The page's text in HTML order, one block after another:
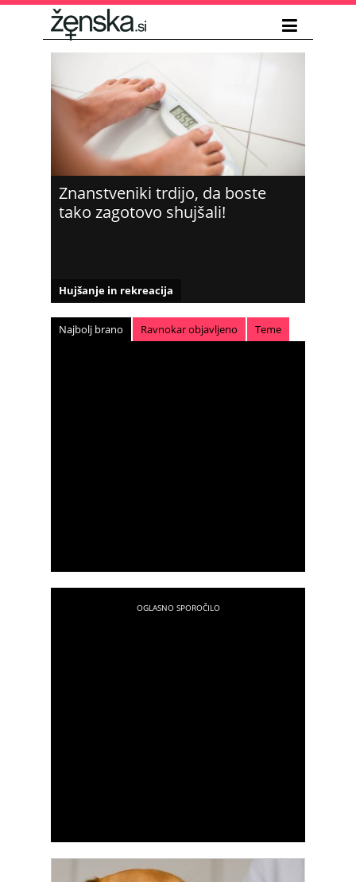
Znanstveniki trdijo, da boste
tako zagotovo shujšali!
Hujšanje in rekreacija
Najbolj brano Ravnokar objavljeno Teme